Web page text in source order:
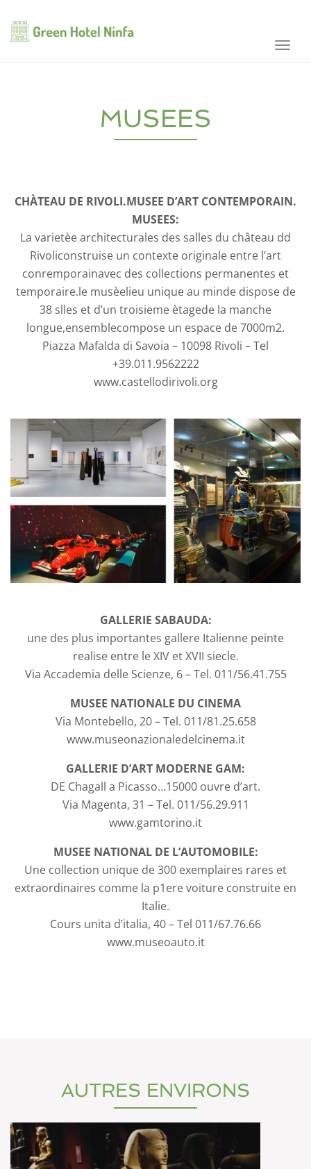
MUSEES
CHÀTEAU DE RIVOLI.MUSEE D’ART CONTEMPORAIN.
MUSEES:
La varietèe architecturales des salles du château dd
Rivoliconstruise un contexte originale entre l’art
conremporainavec des collections permanentes et
temporaire.le musèelieu unique au minde dispose de
38 slles et d’un troisieme ètagede la manche
longue,ensemblecompose un espace de 7000m2.
Piazza Mafalda di Savoia – 10098 Rivoli – Tel
+39.011.9562222
www.castellodirivoli.org
GALLERIE SABAUDA:
une des plus importantes gallere Italienne peinte
realise entre le XIV et XVII siecle.
Via Accademia delle Scienze, 6 – Tel. 011/56.41.755
MUSEE NATIONALE DU CINEMA
Via Montebello, 20 – Tel. 011/81.25.658
www.museonazionaledelcinema.it
GALLERIE D’ART MODERNE GAM:
DE Chagall a Picasso…15000 ouvre d’art.
Via Magenta, 31 – Tel. 011/56.29.911
www.gamtorino.it
MUSEE NATIONAL DE L’AUTOMOBILE:
Une collection unique de 300 exemplaires rares et
extraordinaires comme la p1ere voiture construite en
Italie.
Cours unita d’italia, 40 – Tel 011/67.76.66
www.museoauto.it
AUTRES ENVIRONS